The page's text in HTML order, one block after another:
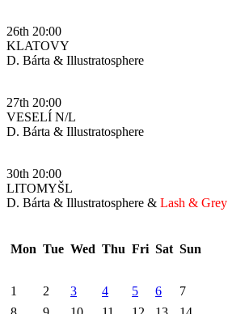
26th 20:00
KLATOVY
D. Bárta & Illustratosphere
27th 20:00
VESELÍ N/L
D. Bárta & Illustratosphere
30th 20:00
LITOMYŠL
D. Bárta & Illustratosphere & Lash & Grey
Mon Tue Wed Thu Fri Sat Sun
1 2 3 4 5 6
7